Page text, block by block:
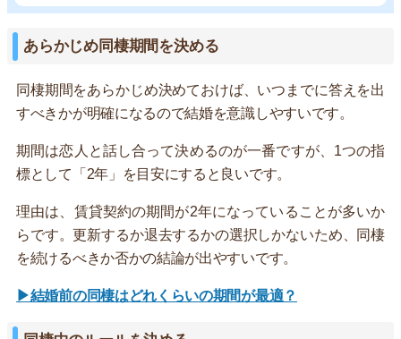
あらかじめ同棲期間を決める
同棲期間をあらかじめ決めておけば、いつまでに答えを出
すべきかが明確になるので結婚を意識しやすいです。
期間は恋人と話し合って決めるのが一番ですが、1つの指
標として「2年」を目安にすると良いです。
理由は、賃貸契約の期間が2年になっていることが多いか
らです。更新するか退去するかの選択しかないため、同棲
を続けるべきか否かの結論が出やすいです。
▶結婚前の同棲はどれくらいの期間が最適？